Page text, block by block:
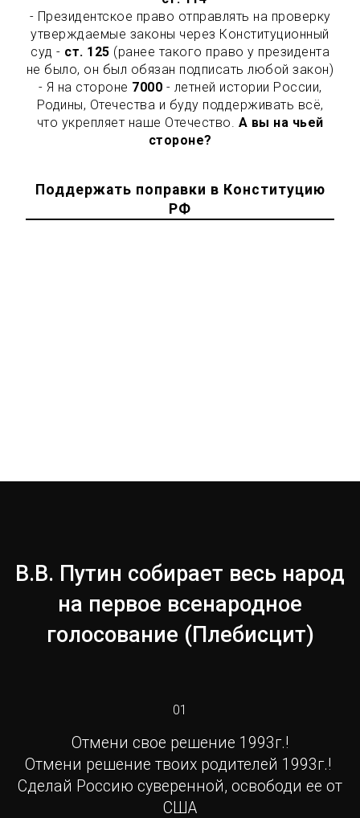
- Президентское право отправлять на проверку
утверждаемые законы через Конституционный
суд - ст. 125 (ранее такого право у президента
не было, он был обязан подписать любой закон)
- Я на стороне 7000 - летней истории России,
Родины, Отечества и буду поддерживать всё,
что укрепляет наше Отечество. А вы на чьей
стороне?
Поддержать поправки в Конституцию
РФ
В.В. Путин собирает весь народ
на первое всенародное
голосование (Плебисцит)
01
Отмени свое решение 1993г.!
Отмени решение твоих родителей 1993г.!
Сделай Россию суверенной, освободи ее от
США